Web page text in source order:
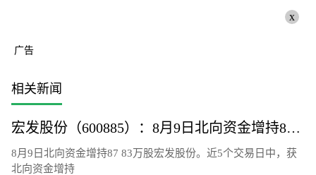
x
广告
相关新闻
宏发股份（600885）：8月9日北向资金增持87.83万股
8月9日北向资金增持87 83万股宏发股份。近5个交易日中，获
北向资金增持